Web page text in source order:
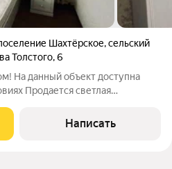
Шахтёрское,сельский
Толстого,6
На данный объект доступна
Продается светлая
планировке квартира имеет
Написать